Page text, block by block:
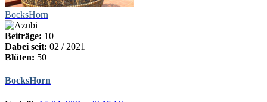
BocksHorn
Beiträge: 10
Dabei seit: 02 / 2021
Blüten: 50
BocksHorn